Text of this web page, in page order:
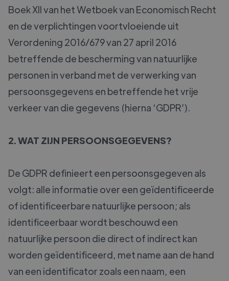
Boek XII van het Wetboek van Economisch Recht
en de verplichtingen voortvloeiende uit
Verordening 2016/679 van 27 april 2016
betreffende de bescherming van natuurlijke
personen in verband met de verwerking van
persoonsgegevens en betreffende het vrije
verkeer van die gegevens (hierna ‘GDPR’).
2. WAT ZIJN PERSOONSGEGEVENS?
De GDPR definieert een persoonsgegeven als
volgt: alle informatie over een geïdentificeerde
of identificeerbare natuurlijke persoon; als
identificeerbaar wordt beschouwd een
natuurlijke persoon die direct of indirect kan
worden geïdentificeerd, met name aan de hand
van een identificator zoals een naam, een